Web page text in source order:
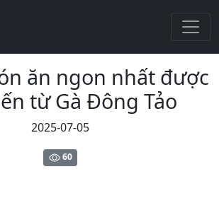
ăn ngon nhất được
từ Gà Đông Tảo
2025-07-05
60